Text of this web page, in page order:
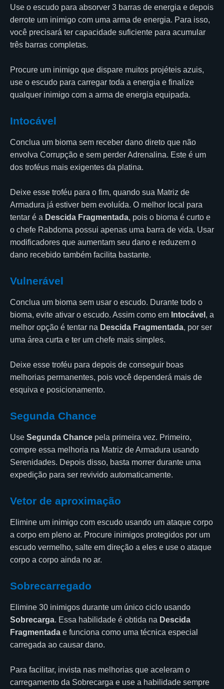
Use o escudo para absorver 3 barras de energia e depois
derrote um inimigo com uma arma de energia. Para isso,
você precisará ter capacidade suficiente para acumular
três barras completas.
Procure um inimigo que dispare muitos projéteis azuis,
use o escudo para carregar toda a energia e finalize
qualquer inimigo com a arma de energia equipada.
Intocável
Conclua um bioma sem receber dano direto que não
envolva Corrupção e sem perder Adrenalina. Este é um
dos troféus mais exigentes da platina.
Deixe esse troféu para o fim, quando sua Matriz de
Armadura já estiver bem evoluída. O melhor local para
tentar é a Descida Fragmentada, pois o bioma é curto e
o chefe Rabdoma possui apenas uma barra de vida. Usar
modificadores que aumentam seu dano e reduzem o
dano recebido também facilita bastante.
Vulnerável
Conclua um bioma sem usar o escudo. Durante todo o
bioma, evite ativar o escudo. Assim como em Intocável , a
melhor opção é tentar na Descida Fragmentada, por ser
uma área curta e ter um chefe mais simples.
Deixe esse troféu para depois de conseguir boas
melhorias permanentes, pois você dependerá mais de
esquiva e posicionamento.
Segunda Chance
Use Segunda Chance pela primeira vez. Primeiro,
compre essa melhoria na Matriz de Armadura usando
Serenidades. Depois disso, basta morrer durante uma
expedição para ser revivido automaticamente.
Vetor de aproximação
Elimine um inimigo com escudo usando um ataque corpo
a corpo em pleno ar. Procure inimigos protegidos por um
escudo vermelho, salte em direção a eles e use o ataque
corpo a corpo ainda no ar.
Sobrecarregado
Elimine 30 inimigos durante um único ciclo usando
Sobrecarga. Essa habilidade é obtida na Descida
Fragmentada e funciona como uma técnica especial
carregada ao causar dano.
Para facilitar, invista nas melhorias que aceleram o
carregamento da Sobrecarga e use a habilidade sempre